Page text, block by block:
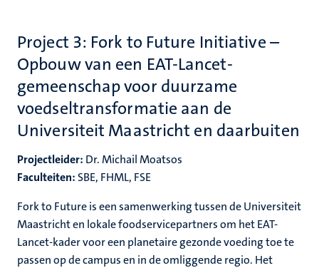
Project 3: Fork to Future Initiative –
Opbouw van een EAT-Lancet-
gemeenschap voor duurzame
voedseltransformatie aan de
Universiteit Maastricht en daarbuiten
Projectleider: Dr. Michail Moatsos
Faculteiten: SBE, FHML, FSE
Fork to Future is een samenwerking tussen de Universiteit
Maastricht en lokale foodservicepartners om het EAT-
Lancet-kader voor een planetaire gezonde voeding toe te
passen op de campus en in de omliggende regio. Het